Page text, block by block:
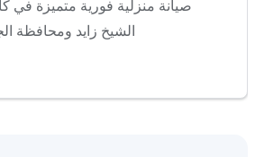
صيانة منزلية فورية متميزة في
الشيخ زايد ومحافظة